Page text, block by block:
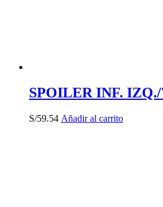
SPOILER INF. IZQ./
S/59.54 Añadir al carrito